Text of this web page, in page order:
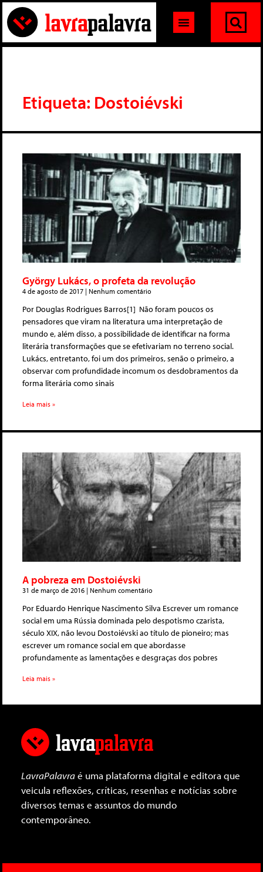
Etiqueta: Dostoiévski
György Lukács, o profeta da revolução
4 de agosto de 2017 Nenhum comentário
Por Douglas Rodrigues Barros[1] Não foram poucos os
pensadores que viram na literatura uma interpretação de
mundo e, além disso, a possibilidade de identificar na forma
literária transformações que se efetivariam no terreno social.
Lukács, entretanto, foi um dos primeiros, senão o primeiro, a
observar com profundidade incomum os desdobramentos da
forma literária como sinais
Leia mais »
A pobreza em Dostoiévski
31 de março de 2016 Nenhum comentário
Por Eduardo Henrique Nascimento Silva Escrever um romance
social em uma Rússia dominada pelo despotismo czarista,
século XIX, não levou Dostoiévski ao título de pioneiro; mas
escrever um romance social em que abordasse
profundamente as lamentações e desgraças dos pobres
Leia mais »
LavraPalavraé uma plataforma digital e editora que
veicula reflexões, críticas, resenhas e notícias sobre
diversos temas e assuntos do mundo
contemporâneo.